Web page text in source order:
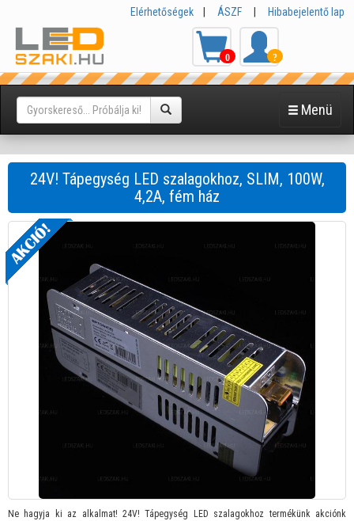
Elérhetőségek ÁSZF Hibabejelentő lap
0 ?
Menü
24V! Tápegység LED szalagokhoz, SLIM, 100W,
4,2A, fém ház
Ne hagyja ki az alkalmat! 24V! Tápegység LED szalagokhoz termékünk akciónk